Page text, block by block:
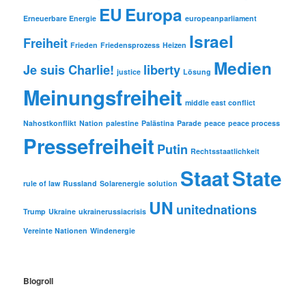
Erneuerbare Energie EU Europa europeanparliament
Freiheit Frieden Friedensprozess Heizen Israel
Je suis Charlie! justice liberty Lösung Medien
Meinungsfreiheit middle east conflict
Nahostkonflikt Nation palestine Palästina Parade peace peace process
Pressefreiheit Putin Rechtsstaatlichkeit
rule of law Russland Solarenergie solution StaatState
Trump Ukraine ukrainerussiacrisis UN unitednations
Vereinte Nationen Windenergie
Blogroll